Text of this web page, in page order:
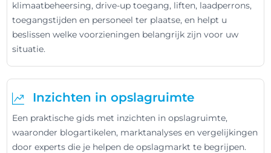
klimaatbeheersing, drive-up toegang, liften, laadperrons,
toegangstijden en personeel ter plaatse, en helpt u
beslissen welke voorzieningen belangrijk zijn voor uw
situatie.
Inzichten in opslagruimte
Een praktische gids met inzichten in opslagruimte,
waaronder blogartikelen, marktanalyses en vergelijkingen
door experts die je helpen de opslagmarkt te begrijpen.